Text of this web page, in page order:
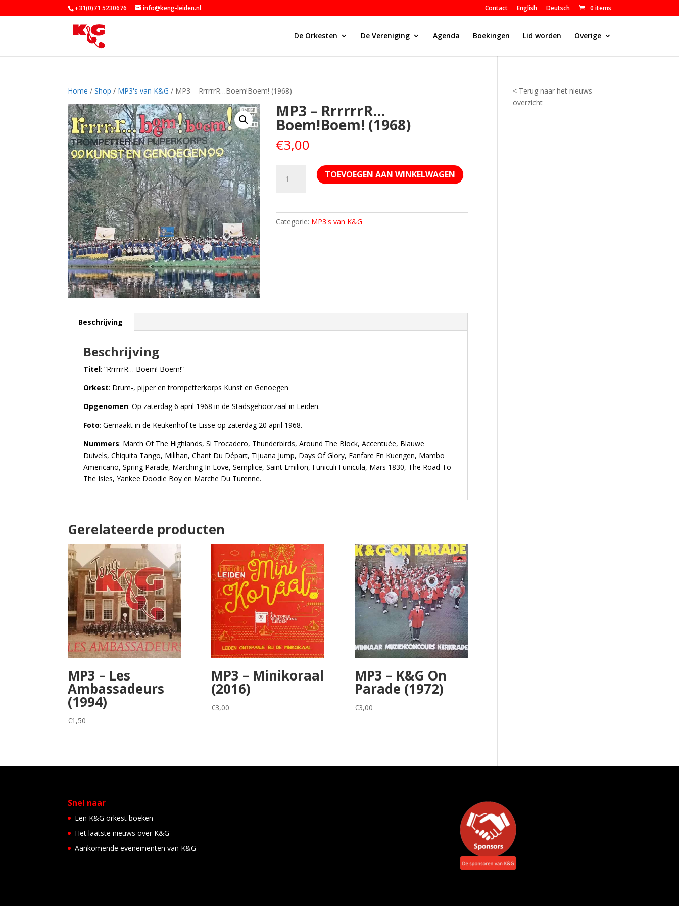
+31(0)71 5230676 info@keng-leiden.nl Contact English Deutsch 0 items
De Orkesten De Vereniging Agenda Boekingen Lid worden Overige
Home /Shop / MP3's van K&G / MP3 – RrrrrrR…Boem!Boem! (1968)
MP3 – RrrrrrR…
Boem!Boem! (1968)
€3,00
aantal
TOEVOEGEN AAN WINKELWAGEN
Categorie: MP3's van K&G
Beschrijving
Beschrijving
Titel: “RrrrrrR… Boem! Boem!”
Orkest: Drum-, pijper en trompetterkorps Kunst en Genoegen
Opgenomen: Op zaterdag 6 april 1968 in de Stadsgehoorzaal in Leiden.
Foto: Gemaakt in de Keukenhof te Lisse op zaterdag 20 april 1968.
Nummers: March Of The Highlands, Si Trocadero, Thunderbirds, Around The Block, Accentuée, Blauwe
Duivels, Chiquita Tango, Milihan, Chant Du Départ, Tijuana Jump, Days Of Glory, Fanfare En Kuengen, Mambo
Americano, Spring Parade, Marching In Love, Semplice, Saint Emilion, Funiculi Funicula, Mars 1830, The Road To
The Isles, Yankee Doodle Boy en Marche Du Turenne.
Gerelateerde producten
MP3 – Les
Ambassadeurs
(1994)
€1,50
MP3 – Minikoraal
(2016)
€3,00
MP3 – K&G On
Parade (1972)
€3,00
< Terug naar het nieuws
overzicht
Snel naar
Een K&G orkest boeken
Het laatste nieuws over K&G
Aankomende evenementen van K&G